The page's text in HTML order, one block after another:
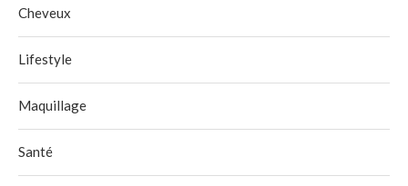
Cheveux
Lifestyle
Maquillage
Santé